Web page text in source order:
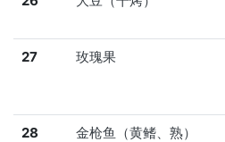
27 玫瑰果
28 金枪鱼（黄鳍、熟）